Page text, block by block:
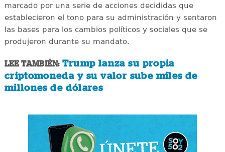
marcado por una serie de acciones decididas que
establecieron el tono para su administración y sentaron
las bases para los cambios políticos y sociales que se
produjeron durante su mandato.
LEE TAMBIÉN: Trump lanza su propia
criptomoneda y su valor sube miles de
millones de dólares